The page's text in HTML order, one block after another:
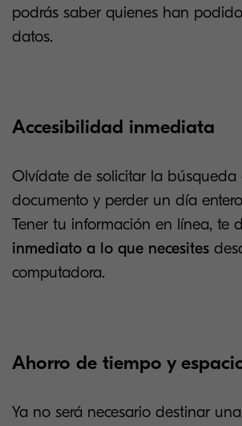
podrás saber quienes han
datos.
Accesibilidad inmediata
Olvídate de solicitar la búsqueda
documento y perder un día
Tener tu información en línea, te
inmediato a lo que necesites
computadora.
Ahorro de tiempo y
Ya no será necesario destinar